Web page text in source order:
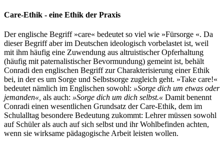
Care-Ethik - eine Ethik der Praxis
Der englische Begriff »care« bedeutet so viel wie »Fürsorge «. Da
dieser Begriff aber im Deutschen ideologisch vorbelastet ist, weil
mit ihm häufig eine Zuwendung aus altruistischer Opferhaltung
(häufig mit paternalistischer Bevormundung) gemeint ist, behält
Conradi den englischen Begriff zur Charakterisierung einer Ethik
bei, in der es um Sorge und Selbstsorge zugleich geht. »Take care!«
bedeutet nämlich im Englischen sowohl: »Sorge dich um etwas oder
jemanden«, als auch: »Sorge dich um dich selbst.« Damit benennt
Conradi einen wesentlichen Grundsatz der Care-Ethik, dem im
Schulalltag besondere Bedeutung zukommt: Lehrer müssen sowohl
auf Schüler als auch auf sich selbst und ihr Wohlbefinden achten,
wenn sie wirksame pädagogische Arbeit leisten wollen.